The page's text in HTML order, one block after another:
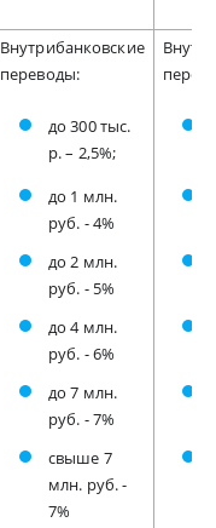
Внутрибанковские
переводы:
до 300 тыс.
р. – 2,5%;
до 1 млн.
руб. - 4%
до 2 млн.
руб. - 5%
до 4 млн.
руб. - 6%
до 7 млн.
руб. - 7%
свыше 7
млн. руб. -
7%